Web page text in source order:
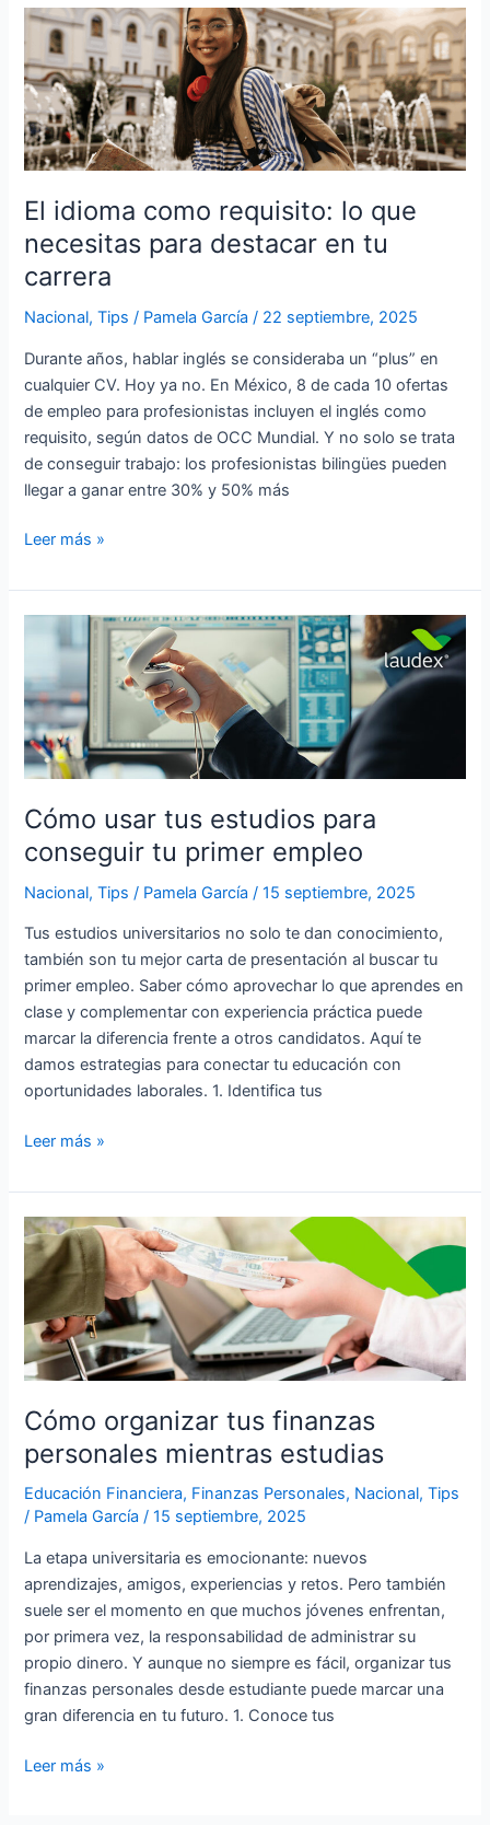
El idioma como requisito: lo que
necesitas para destacar en tu
carrera
Nacional,Tips / Pamela García/ 22 septiembre, 2025
Durante años, hablar inglés se consideraba un “plus” en
cualquier CV. Hoy ya no. En México, 8 de cada 10 ofertas
de empleo para profesionistas incluyen el inglés como
requisito, según datos de OCC Mundial. Y no solo se trata
de conseguir trabajo: los profesionistas bilingües pueden
llegar a ganar entre 30% y 50% más
El
idioma
como
requisito:
lo
que
necesitas
para
en
tu
carrera
Leer más »
Cómo usar tus estudios para
conseguir tu primer empleo
Nacional,Tips / Pamela García/15 septiembre, 2025
Tus estudios universitarios no solo te dan conocimiento,
también son tu mejor carta de presentación al buscar tu
primer empleo. Saber cómo aprovechar lo que aprendes en
clase y complementar con experiencia práctica puede
marcar la diferencia frente a otros candidatos. Aquí te
damos estrategias para conectar tu educación con
oportunidades laborales. 1. Identifica tus
Cómo
tus
estudios
para
conseguir
tu
primer
Leer más »
Cómo organizar tus finanzas
personales mientras estudias
Educación Financiera, Finanzas Personales, Nacional,Tips
/ Pamela García/15 septiembre, 2025
La etapa universitaria es emocionante: nuevos
aprendizajes, amigos, experiencias y retos. Pero también
suele ser el momento en que muchos jóvenes enfrentan,
por primera vez, la responsabilidad de administrar su
propio dinero. Y aunque no siempre es fácil, organizar tus
finanzas personales desde estudiante puede marcar una
gran diferencia en tu futuro. 1. Conoce tus
Cómo
organizar
tus
finanzas
personales
mientras
estudias
Leer más »